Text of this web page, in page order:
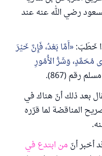
رضي الله عنه عند
خَطَبَ: أَمَّا بَعْدُ، فَإِنَّ خَيْرَ
مُحَمَّدٍ، وَشَرُّ الأُمُورِ
رقم (867).
بعد ذلك أنّ هناك في
المناقضة لما قرّره
أخبر أنّ من ابتدع في